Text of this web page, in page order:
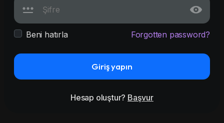
Beni hatırla Forgotten password?
Giriş yapın
Hesap oluştur? Başvur